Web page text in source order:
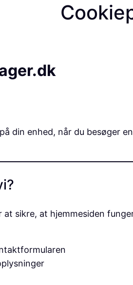
din enhed, når du besøger
sikre, at hjemmesiden